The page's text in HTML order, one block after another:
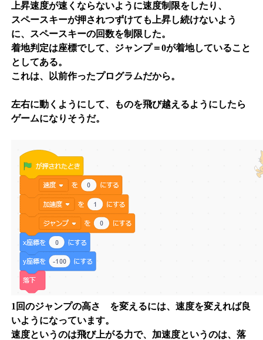
上昇速度が速くならないように速度制限をしたり、
スペースキーが押されつずけても上昇し続けないよう
に、スペースキーの回数を制限した。
着地判定は座標でして、ジャンプ＝0が着地していること
としてある。
これは、以前作ったプログラムだから。
左右に動くようにして、ものを飛び越えるようにしたら
ゲームになりそうだ。
1回のジャンプの高さ を変えるには、速度を変えれば良
いようになっています。
速度というのは飛び上がる力で、加速度というのは、落